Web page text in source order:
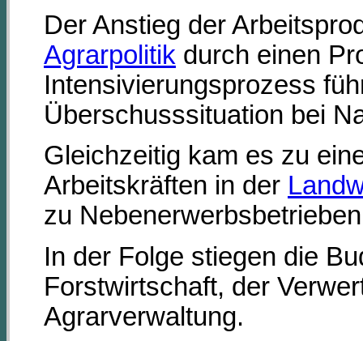
Der Anstieg der
Agrarpolitik durch einen
Intensivierungsprozess
Überschusssituation bei
Gleichzeitig kam es zu
Arbeitskräften in der
zu
In der Folge stiegen die
Forstwirtschaft, der
Agrarverwaltung.